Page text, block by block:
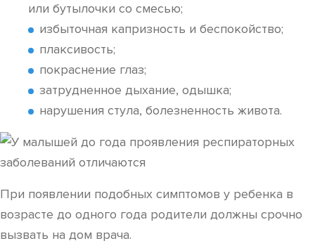
или бутылочки со смесью;
избыточная капризность и беспокойство;
плаксивость;
покраснение глаз;
затрудненное дыхание, одышка;
нарушения стула, болезненность живота.
При появлении подобных симптомов у ребенка в
возрасте до одного года родители должны срочно
вызвать на дом врача.